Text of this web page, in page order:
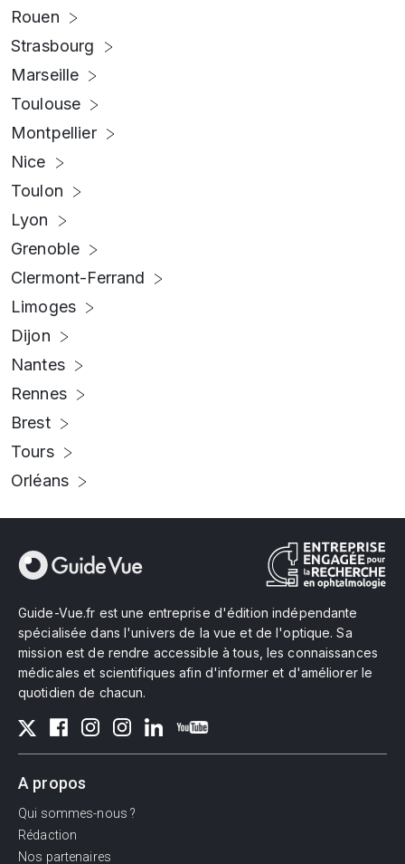
Rouen
Strasbourg
Marseille
Toulouse
Montpellier
Nice
Toulon
Lyon
Grenoble
Clermont-Ferrand
Limoges
Dijon
Nantes
Rennes
Brest
Tours
Orléans
Guide-Vue.fr est une entreprise d'édition indépendante
spécialisée dans l'univers de la vue et de l'optique. Sa
mission est de rendre accessible à tous, les connaissances
médicales et scientifiques afin d'informer et d'améliorer le
quotidien de chacun.
A propos
Qui sommes-nous ?
Rédaction
Nos partenaires